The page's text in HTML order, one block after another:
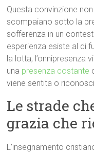
Questa convinzione
scompaiano sotto la
sofferenza in un
esperienza esiste al di
la lotta, l’onnipresenza
una presenza costante
viene sentita o
Le strade
grazia che
L’insegnamento